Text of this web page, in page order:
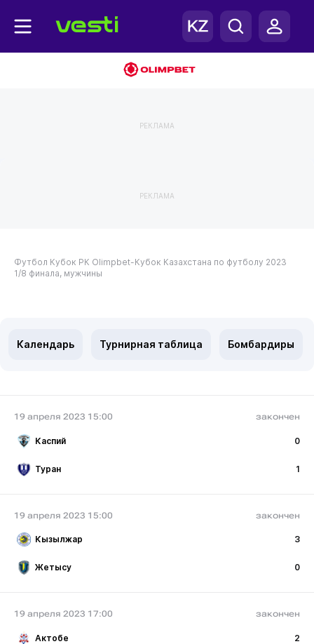
РЕКЛАМА
РЕКЛАМА
Футбол Кубок РК Olimpbet-Кубок Казахстана по футболу 2023
1/8 финала, мужчины
Календарь Турнирная таблица Бомбардиры
19 апреля 2023 15:00 закончен
Каспий 0
Туран 1
19 апреля 2023 15:00 закончен
Кызылжар 3
Жетысу 0
19 апреля 2023 17:00 закончен
Актобе 2